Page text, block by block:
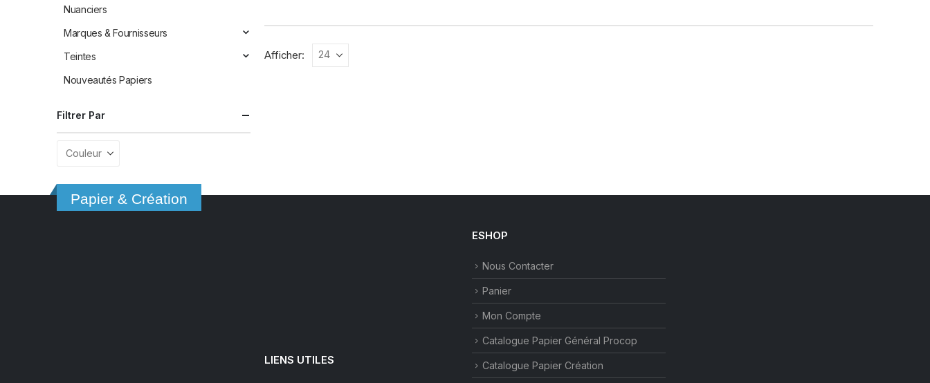
plusieurs
variations.
Les
Afficher:
Nuanciers
Marques & Fournisseurs
Teintes
Nouveautés Papiers
Filtrer Par
Papier & Création
LIENS UTILES
ESHOP
Nous Contacter
Panier
Mon Compte
Catalogue Papier Général Procop
Catalogue Papier Création